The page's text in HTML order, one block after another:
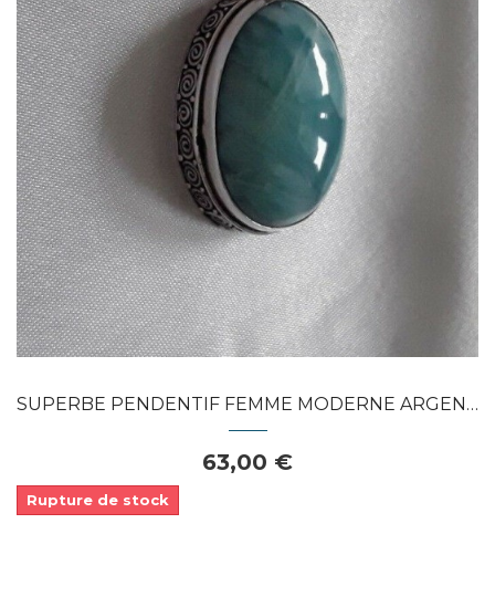
Dans mon panier
APERÇU RAPIDE
SUPERBE PENDENTIF FEMME MODERNE ARGENT...
63,00 €
Rupture de stock